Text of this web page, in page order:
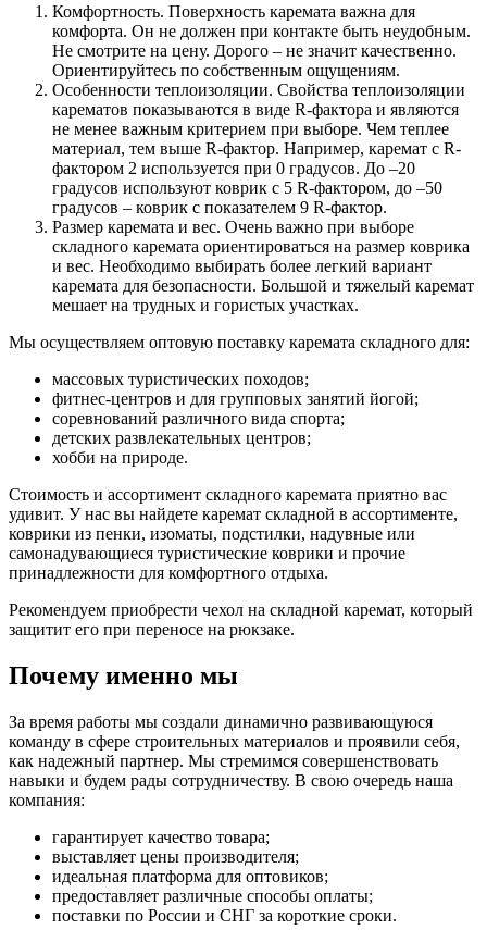
Комфортность. Поверхность каремата важна для
комфорта. Он не должен при контакте быть неудобным.
Не смотрите на цену. Дорого – не значит качественно.
Ориентируйтесь по собственным ощущениям.
Особенности теплоизоляции. Свойства теплоизоляции
карематов показываются в виде R-фактора и являются
не менее важным критерием при выборе. Чем теплее
материал, тем выше R-фактор. Например, каремат с R-
фактором 2 используется при 0 градусов. До –20
градусов используют коврик с 5 R-фактором, до –50
градусов – коврик с показателем 9 R-фактор.
Размер каремата и вес. Очень важно при выборе
складного каремата ориентироваться на размер коврика
и вес. Необходимо выбирать более легкий вариант
каремата для безопасности. Большой и тяжелый каремат
мешает на трудных и гористых участках.
Мы осуществляем оптовую поставку каремата складного для:
массовых туристических походов;
фитнес-центров и для групповых занятий йогой;
соревнований различного вида спорта;
детских развлекательных центров;
хобби на природе.
Стоимость и ассортимент складного каремата приятно вас
удивит. У нас вы найдете каремат складной в ассортименте,
коврики из пенки, изоматы, подстилки, надувные или
самонадувающиеся туристические коврики и прочие
принадлежности для комфортного отдыха.
Рекомендуем приобрести чехол на складной каремат, который
защитит его при переносе на рюкзаке.
Почему именно мы
За время работы мы создали динамично развивающуюся
команду в сфере строительных материалов и проявили себя,
как надежный партнер. Мы стремимся совершенствовать
навыки и будем рады сотрудничеству. В свою очередь наша
компания:
гарантирует качество товара;
выставляет цены производителя;
идеальная платформа для оптовиков;
предоставляет различные способы оплаты;
поставки по России и СНГ за короткие сроки.